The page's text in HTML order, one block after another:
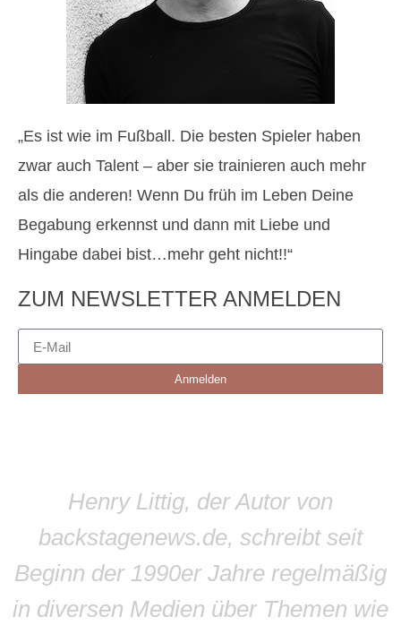
„Es ist wie im Fußball. Die besten Spieler haben
zwar auch Talent – aber sie trainieren auch mehr
als die anderen! Wenn Du früh im Leben Deine
Begabung erkennst und dann mit Liebe und
Hingabe dabei bist…mehr geht nicht!!“
ZUM NEWSLETTER ANMELDEN
Anmelden
Henry Littig, der Autor von
backstagenews.de, schreibt seit
Beginn der 1990er Jahre regelmäßig
in diversen Medien über Themen wie